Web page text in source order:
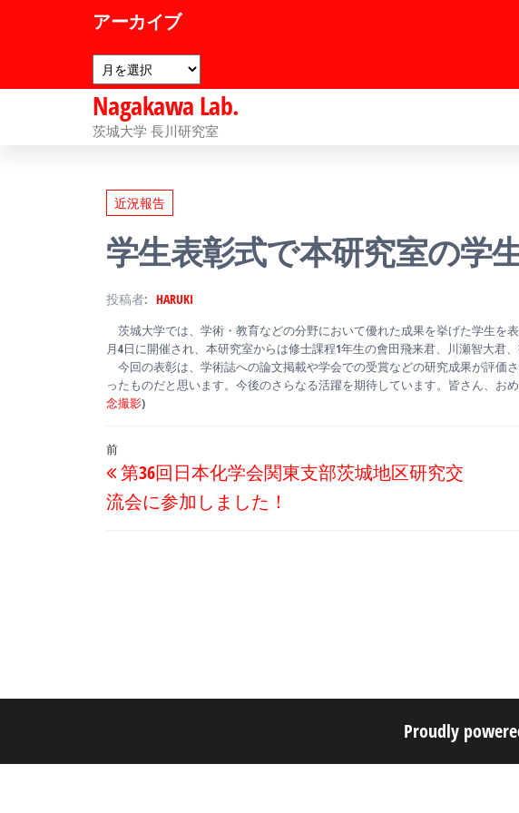
アーカイブ
ー
カ
イ
ブ
Nagakawa Lab.
茨城大学 長川研究室
近況報告
学生表彰式で本研究室の学
投稿者: HARUKI
茨城大学では、学術・教育などの分野において優れた成果を挙げた学生を
月4日に開催され、本研究室からは修士課程1年生の會田飛来君、川瀬智大君
今回の表彰は、学術誌への論文掲載や学会での受賞などの研究成果が評価
ったものだと思います。今後のさらなる活躍を期待しています。皆さん、お
念撮影)
投
稿
ナ
ン
過
去
の
前
第36回日本化学会関東支部茨城地区研究交
流会に参加しました！
Proudly